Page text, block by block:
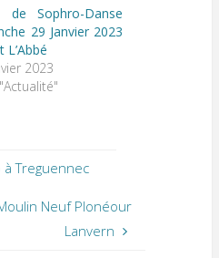
de Sophro-Danse
29 Janvier 2023
L’Abbé
2023
à Treguennec
Neuf Plonéour
Lanvern